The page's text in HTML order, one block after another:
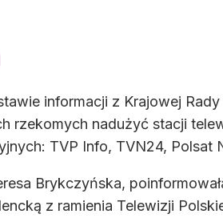
informacji z Krajowej
rzekomych nadużyć stacji
TVP Info, TVN24, Polsat
Brykczyńska,
z ramienia Telewizji